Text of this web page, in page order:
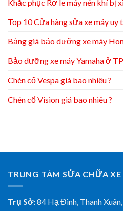
Khắc phục Rơ le máy nén khí bị
Top 10 Cửa hàng sửa xe máy
Bảng giá bảo dưỡng xe máy
Bảo dưỡng xe máy Yamaha ở
Chén cổ Vespa giá bao nhiêu ?
Chén cổ Vision giá bao nhiêu ?
TRUNG TÂM SỬA CHỮA
Trụ Sở:84 Hạ Đình, Thanh